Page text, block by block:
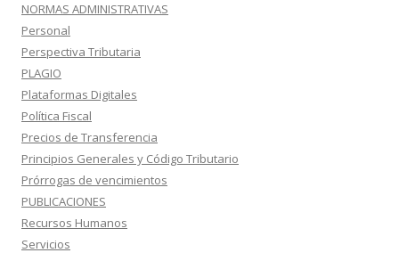
NORMAS ADMINISTRATIVAS
Personal
Perspectiva Tributaria
PLAGIO
Plataformas Digitales
Política Fiscal
Precios de Transferencia
Principios Generales y Código Tributario
Prórrogas de vencimientos
PUBLICACIONES
Recursos Humanos
Servicios